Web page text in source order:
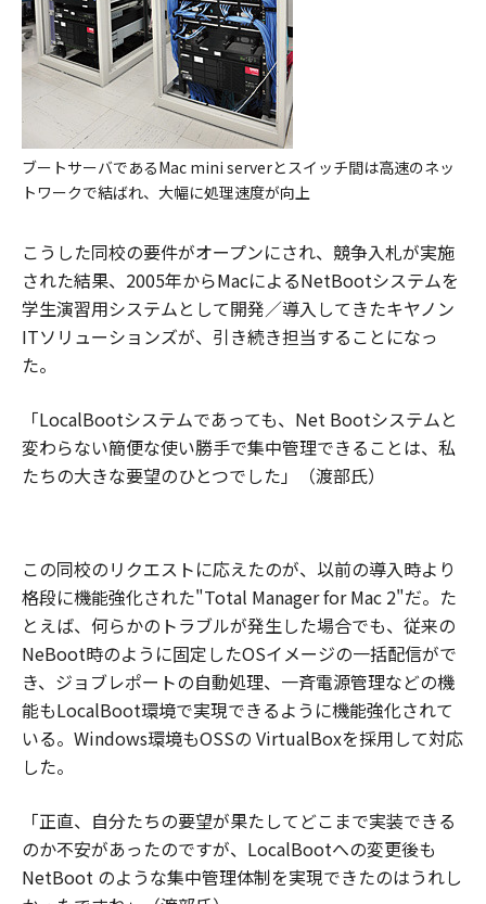
ブートサーバであるMac mini serverとスイッチ間は高速のネッ
トワークで結ばれ、大幅に処理速度が向上
こうした同校の要件がオープンにされ、競争入札が実施
された結果、2005年からMacによるNetBootシステムを
学生演習用システムとして開発／導入してきたキヤノン
ITソリューションズが、引き続き担当することになっ
た。
「LocalBootシステムであっても、Net Bootシステムと
変わらない簡便な使い勝手で集中管理できることは、私
たちの大きな要望のひとつでした」（渡部氏）
この同校のリクエストに応えたのが、以前の導入時より
格段に機能強化された"Total Manager for Mac 2"だ。た
とえば、何らかのトラブルが発生した場合でも、従来の
NeBoot時のように固定したOSイメージの一括配信がで
き、ジョブレポートの自動処理、一斉電源管理などの機
能もLocalBoot環境で実現できるように機能強化されて
いる。Windows環境もOSSの VirtualBoxを採用して対応
した。
「正直、自分たちの要望が果たしてどこまで実装できる
のか不安があったのですが、LocalBootへの変更後も
NetBoot のような集中管理体制を実現できたのはうれし